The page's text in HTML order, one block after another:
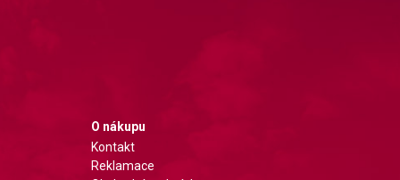
O nákupu
Kontakt
Reklamace